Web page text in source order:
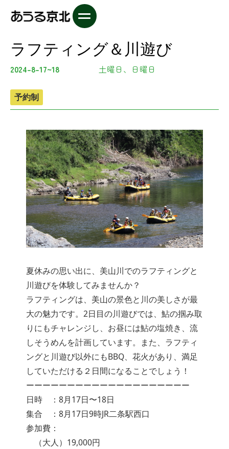
ラフティング＆川遊び
2024-8-17~18 土曜日、日曜日
予約制
夏休みの思い出に、美山川でのラフティングと
川遊びを体験してみませんか？
ラフティングは、美山の景色と川の美しさが最
大の魅力です。2日目の川遊びでは、鮎の掴み取
りにもチャレンジし、お昼には鮎の塩焼き、流
しそうめんを計画しています。また、ラフティ
ングと川遊び以外にもBBQ、花火があり、満足
していただける２日間になることでしょう！
ーーーーーーーーーーーーーーーーーーーー
日時 ：8月17日〜18日
集合 ：8月17日9時JR二条駅西口
参加費：
（大人）19,000円